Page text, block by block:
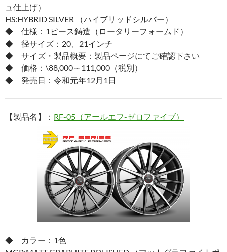
ュ仕上げ）
HS:HYBRID SILVER （ハイブリッドシルバー）
◆ 仕様：1ピース鋳造（ロータリーフォームド）
◆ 径サイズ：20、21インチ
◆ サイズ・製品概要：製品ページにてご確認下さい
◆ 価格：\88,000～111,000（税別）
◆ 発売日：令和元年12月1日
【製品名】： RF-05（アールエフ-ゼロファイブ）
◆ カラー：1色